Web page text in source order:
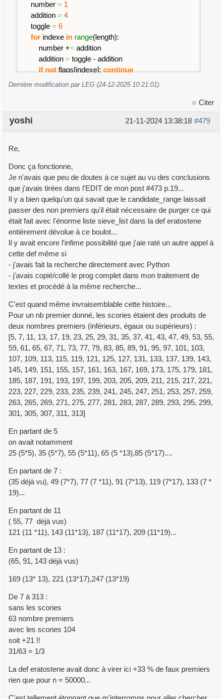
number= 1
addition= 4
toggle= 6
for indexe in range(length):
number += addition
addition= toggle - addition
if notflags[indexe]:continue
start
= ( number * number *2-5 )// 6
flags[start::step] = [False]*((length - start +
step -
flags[start::step
step -1)// step)
print(round(perf_counter( )-begin, 3), "secondes"
print(f"{sum(flags)+2} nombres premiers dans
l'intervalle [1, sqrt{2*n}")
premiers= [2, 3 ]+[i//2*6+5+i%2*2 foriin
range(length) ifflags[ i]]
#print(premiers[3:])
returnpremiers
def E_Crible(premiers ,n,fam) :
start_crible= time()
n1= int(n**0.5) ## ou #n1 pour ne pas limiter à la
racine carrée de n
## pour générer un tableau de n/30 cases rempli
de 1 ou n1 = racine carrée de n, puis n1/30
lencrible=n1// 30
crible= [1 foriin range(lencrible)] ## c'est plus
propre comme ça
GM= [ 7,11,13,17 ,19,23,29, 31]
## On calcule les produits :
forain premiers:
forbinGM:
crible directement à partir de l'index
for
index qui est réutilisé ici...
total= sum
#print(nbpremiers)
#print("crible Ératosthène :", crible) ## pour éditer
le tableau Ératosthène criblé
print
f"Nombre premiers p' criblés de 1 à sqrt de
n famille {fam} : {total} ----- {int((time()-
start_crible)*100)/100}")
defGCrible_2n
start_crible=
# On calcule les restes: r = 2*n/P
n2
forpremier
reste=n2 % premier
#print(reste)
Dernière modification par LEG (24-12-2025 10:21:01)
Citer
#479
21-11-2024 13:38:18
yoshi
Re,
Donc ça fonctionne,
Je n'avais que peu de doutes à ce sujet au vu des conclusions
que j'avais tirées dans l'EDIT de mon post #473 p.19...
Il y a bien quelqu'un qui savait que le candidate_range laissait
passer des non premiers qu'il était nécessaire de purger ce qui
était fait avec l'énorme liste sieve_list dans la def eratostene
entièrement dévolue à ce boulot...
Il y avait encore l'infime possibilité que j'aie raté un autre appel à
cette def même si
- j'avais fait la recherche directement avec Python
- j'avais copié/collé le prog complet dans mon traitement de
textes et procédé à la même recherche...
C'est quand même invraisemblable cette histoire...
Pour un nb premier donné, les scories étaient des produits de
deux nombres premiers (inférieurs, égaux ou supérieurs) :
[5, 7, 11, 13, 17, 19, 23, 25, 29, 31, 35, 37, 41, 43, 47, 49, 53, 55,
59, 61, 65, 67, 71, 73, 77, 79, 83, 85, 89, 91, 95, 97, 101, 103,
107, 109, 113, 115, 119, 121, 125, 127, 131, 133, 137, 139, 143,
145, 149, 151, 155, 157, 161, 163, 167, 169, 173, 175, 179, 181,
185, 187, 191, 193, 197, 199, 203, 205, 209, 211, 215, 217, 221,
223, 227, 229, 233, 235, 239, 241, 245, 247, 251, 253, 257, 259,
263, 265, 269, 271, 275, 277, 281, 283, 287, 289, 293, 295, 299,
301, 305, 307, 311, 313]
En partant de 5
on avait notamment
25 (5*5), 35 (5*7), 55 (5*11), 65 (5 *13),85 (5*17)....
En partant de 7 :
(35 déjà vu), 49 (7*7), 77 (7 *11), 91 (7*13), 119 (7*17), 133 (7 *
19)...
En partant de 11
( 55, 77 déjà vus)
121 (11 *11), 143 (11*13), 187 (11*17), 209 (11*19)...
En partant de 13 :
(65, 91, 143 déjà vus)
169 (13* 13), 221 (13*17),247 (13*19)
De 7 à 313 :
sans les scories
63 nombre premiers
avec les scories 104
soit +21 !!
31/63 = 1/3
La def eratostene avait donc à virer ici +33 % de faux premiers
rien que pour n = 50000...